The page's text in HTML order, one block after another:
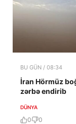
BU GÜN / 08:34
İran Hörmüz
zərbə endirib
DÜNYA
0 0